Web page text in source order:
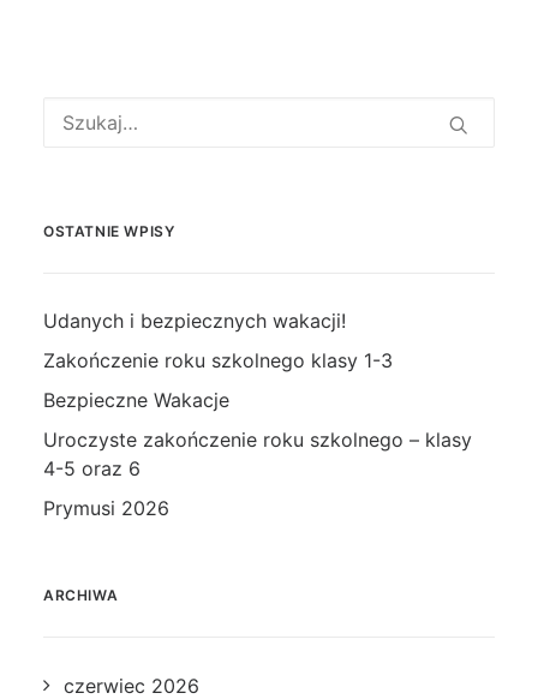
OSTATNIE WPISY
Udanych i bezpiecznych wakacji!
Zakończenie roku szkolnego klasy 1-3
Bezpieczne Wakacje
Uroczyste zakończenie roku szkolnego – klasy
4-5 oraz 6
Prymusi 2026
ARCHIWA
czerwiec 2026